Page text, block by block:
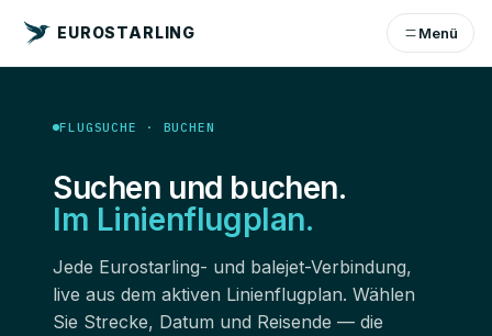
EUROSTARLING Menü
FLUGSUCHE · BUCHEN
Suchen und buchen.
Im Linienflugplan.
Jede Eurostarling- und balejet-Verbindung,
live aus dem aktiven Linienflugplan. Wählen
Sie Strecke, Datum und Reisende — die